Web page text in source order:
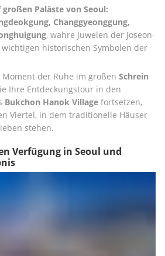
Paläste von Seoul:
Changgyeonggung,
, wahre Juwelen der Joseon-
historischen Symbolen der
der Ruhe im großen Schrein
Ihre Entdeckungstour in den
Bukchon Hanok Village fortsetzen,
Viertel, in dem traditionelle Häuser
stehen.
Verfügung in Seoul und